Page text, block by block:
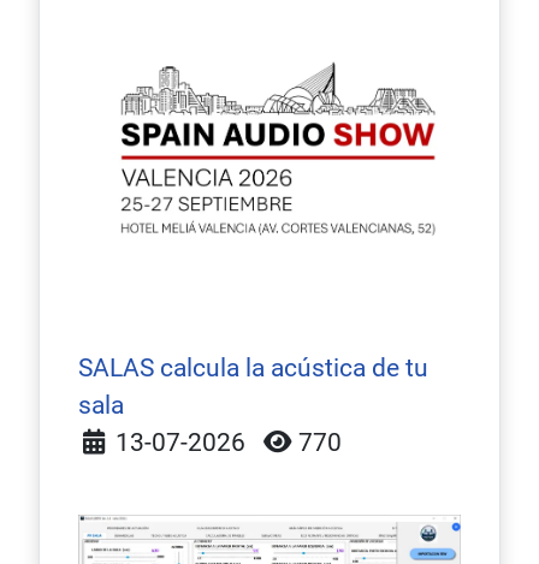
SALAS calcula la acústica de tu
sala
Detalles
13-07-2026 770